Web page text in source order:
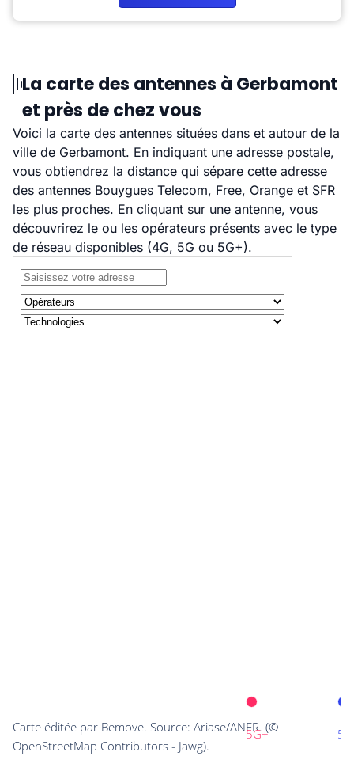
La carte des antennes à Gerbamont
et près de chez vous
Voici la carte des antennes situées dans et autour de la
ville de Gerbamont. En indiquant une adresse postale,
vous obtiendrez la distance qui sépare cette adresse
des antennes Bouygues Telecom, Free, Orange et SFR
les plus proches. En cliquant sur une antenne, vous
découvrirez le ou les opérateurs présents avec le type
de réseau disponibles (4G, 5G ou 5G+).